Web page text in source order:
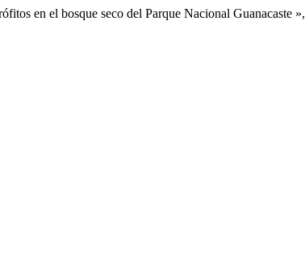
en el bosque seco del Parque Nacional Guanacaste »,